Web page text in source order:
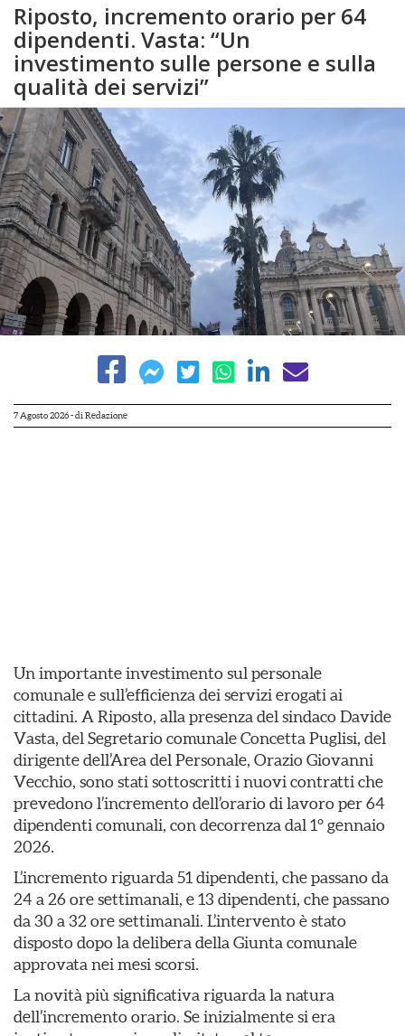
Riposto, incremento orario per 64
dipendenti. Vasta: “Un
investimento sulle persone e sulla
qualità dei servizi”
7 Agosto 2026- di Redazione
Un importante investimento sul personale
comunale e sull’efficienza dei servizi erogati ai
cittadini. A Riposto, alla presenza del sindaco Davide
Vasta, del Segretario comunale Concetta Puglisi, del
dirigente dell’Area del Personale, Orazio Giovanni
Vecchio, sono stati sottoscritti i nuovi contratti che
prevedono l’incremento dell’orario di lavoro per 64
dipendenti comunali, con decorrenza dal 1° gennaio
2026.
L’incremento riguarda 51 dipendenti, che passano da
24 a 26 ore settimanali, e 13 dipendenti, che passano
da 30 a 32 ore settimanali. L’intervento è stato
disposto dopo la delibera della Giunta comunale
approvata nei mesi scorsi.
La novità più significativa riguarda la natura
dell’incremento orario. Se inizialmente si era